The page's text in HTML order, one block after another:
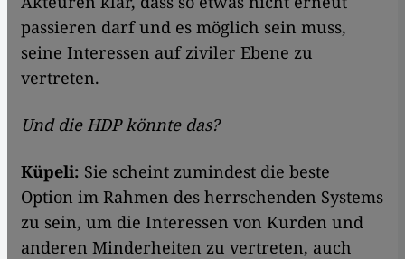
passieren darf und es möglich sein muss,
seine Interessen auf ziviler Ebene zu
vertreten.
Und die HDP könnte das?
Küpeli: Sie scheint zumindest die beste
Option im Rahmen des herrschenden Systems
zu sein, um die Interessen von Kurden und
anderen Minderheiten zu vertreten, auch